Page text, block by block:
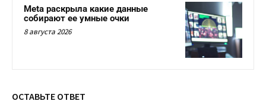
Meta раскрыла какие данные
собирают ее умные очки
8 августа 2026
ОСТАВЬТЕ ОТВЕТ